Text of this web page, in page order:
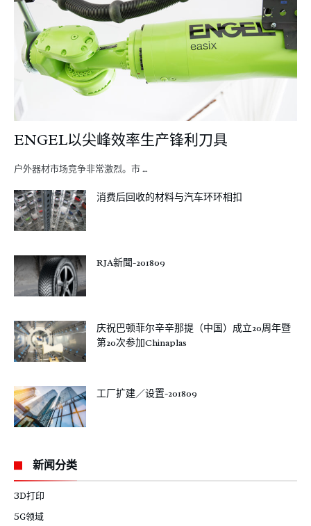
ENGEL以尖峰效率生产锋利刀具
户外器材市场竞争非常激烈。市 …
消费后回收的材料与汽车环环相扣
RJA新聞-201809
庆祝巴顿菲尔辛辛那提（中国）成立20周年暨
第20次参加Chinaplas
工厂扩建／设置-201809
新闻分类
3D打印
5G领域